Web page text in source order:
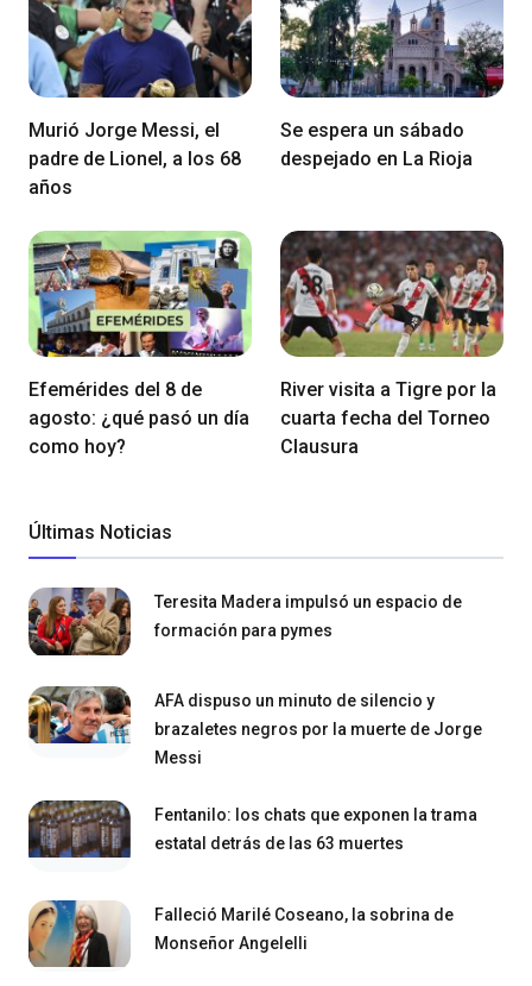
Murió Jorge Messi, el
padre de Lionel, a los 68
años
Se espera un sábado
despejado en La Rioja
Efemérides del 8 de
agosto: ¿qué pasó un día
como hoy?
River visita a Tigre por la
cuarta fecha del Torneo
Clausura
Últimas Noticias
Teresita Madera impulsó un espacio de
formación para pymes
AFA dispuso un minuto de silencio y
brazaletes negros por la muerte de Jorge
Messi
Fentanilo: los chats que exponen la trama
estatal detrás de las 63 muertes
Falleció Marilé Coseano, la sobrina de
Monseñor Angelelli